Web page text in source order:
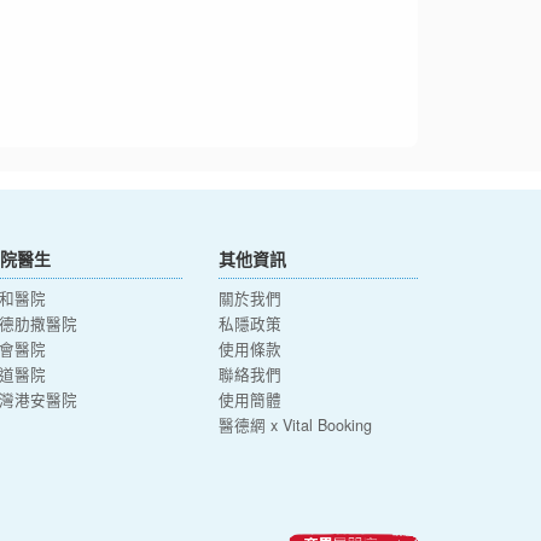
醫生
醫院
肋撒醫院
醫院
醫院
港安醫院
其他資訊
關於我們
私隱政策
使用條款
聯絡我們
使用簡體
醫德網 x Vital Booking